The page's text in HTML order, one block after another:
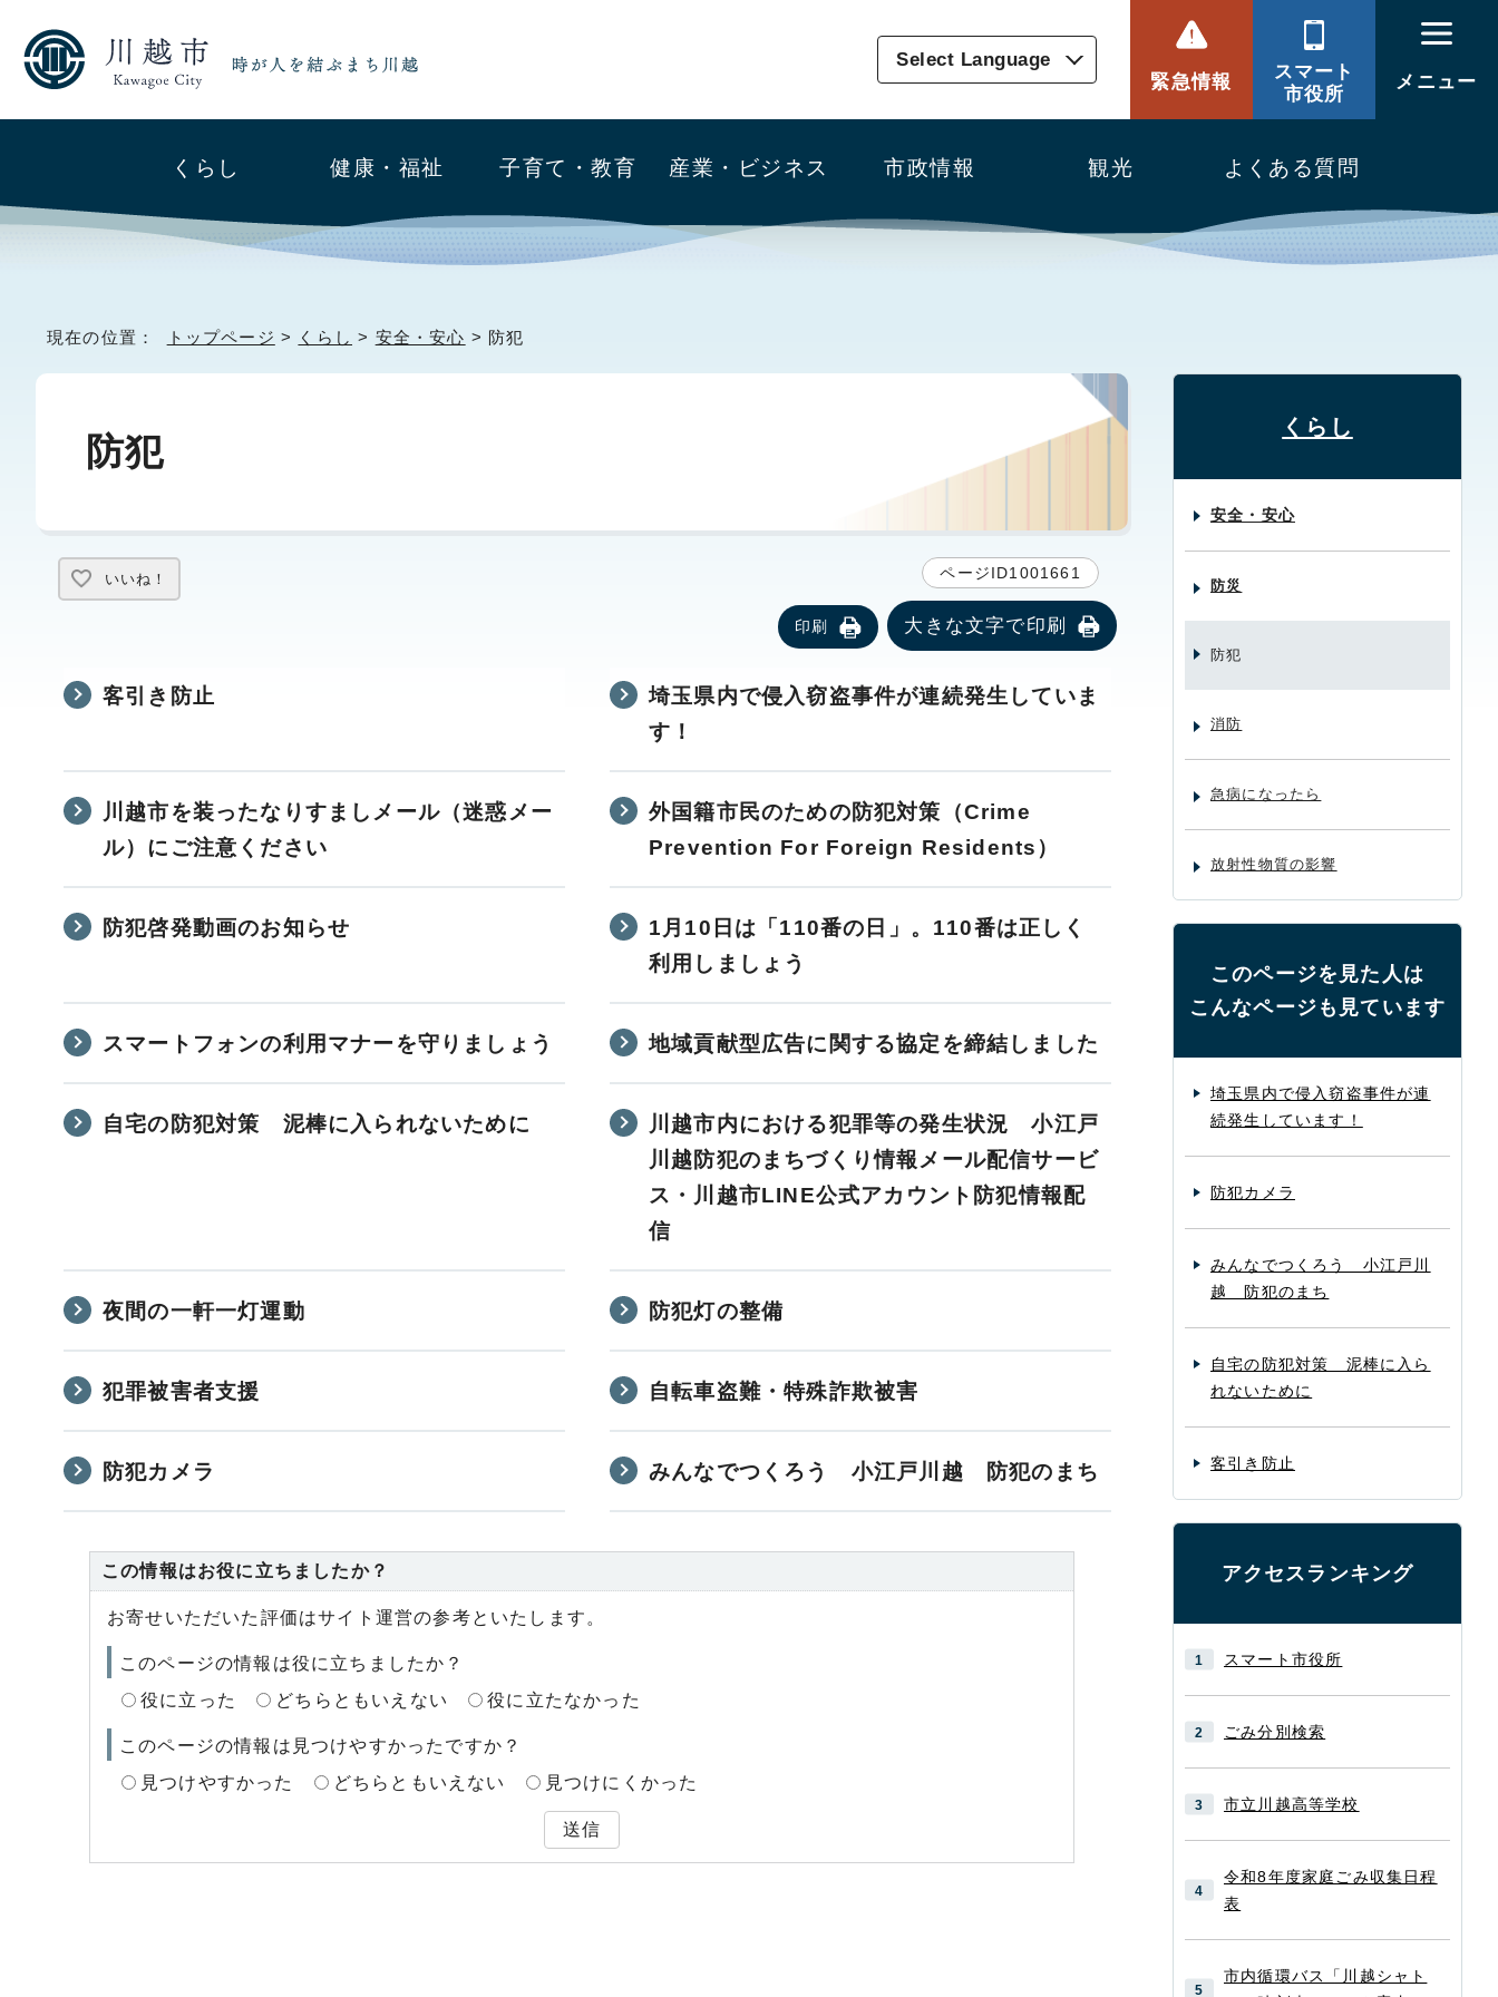
Select Language
緊急情報
スマート
市役所
メニュー
くらし 健康・福祉 子育て・教育 産業・ビジネス 市政情報 観光 よくある質問
現在の位置： トップページ > くらし > 安全・安心 > 防犯
防犯
いいね！ ページID1001661
印刷 大きな文字で印刷
客引き防止
埼玉県内で侵入窃盗事件が連続発生していま
す！
川越市を装ったなりすましメール（迷惑メー
ル）にご注意ください
外国籍市民のための防犯対策（Crime
Prevention For Foreign Residents）
防犯啓発動画のお知らせ
1月10日は「110番の日」。110番は正しく
利用しましょう
スマートフォンの利用マナーを守りましょう 地域貢献型広告に関する協定を締結しました
自宅の防犯対策 泥棒に入られないために
川越市内における犯罪等の発生状況 小江戸
川越防犯のまちづくり情報メール配信サービ
ス・川越市LINE公式アカウント防犯情報配
信
夜間の一軒一灯運動 防犯灯の整備
犯罪被害者支援 自転車盗難・特殊詐欺被害
防犯カメラ みんなでつくろう 小江戸川越 防犯のまち
この情報はお役に立ちましたか？
お寄せいただいた評価はサイト運営の参考といたします。
このページの情報は役に立ちましたか？
役に立った
どちらともいえない 役に立たなかった
このページの情報は見つけやすかったですか？
見つけやすかった
どちらともいえない 見つけにくかった
送信
くらし
安全・安心
防災
防犯
消防
急病になったら
放射性物質の影響
このページを見た人は
こんなページも見ています
埼玉県内で侵入窃盗事件が連
続発生しています！
防犯カメラ
みんなでつくろう 小江戸川
越 防犯のまち
自宅の防犯対策 泥棒に入ら
れないために
客引き防止
アクセスランキング
スマート市役所
ごみ分別検索
市立川越高等学校
令和8年度家庭ごみ収集日程
表
市内循環バス「川越シャト